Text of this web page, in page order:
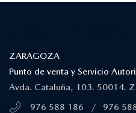
ZARAGOZA
Punto de venta y Servicio
Avda. Cataluña, 103. 50014.
976 588 186
/
976